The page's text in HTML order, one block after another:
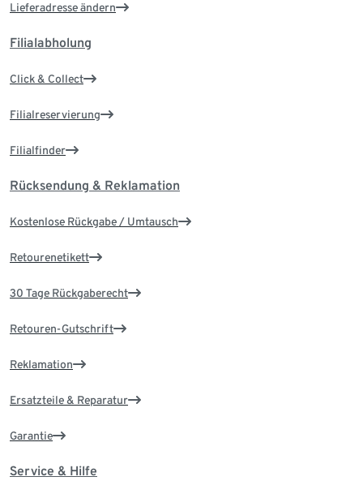
Lieferadresse ändern
Filialabholung
Click & Collect
Filialreservierung
Filialfinder
Rücksendung & Reklamation
Kostenlose Rückgabe / Umtausch
Retourenetikett
30 Tage Rückgaberecht
Retouren-Gutschrift
Reklamation
Ersatzteile & Reparatur
Garantie
Service & Hilfe